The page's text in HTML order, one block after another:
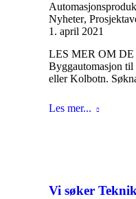
Nyheter,
1. april 2021
LES MER OM DE
Byggautomasjon
eller Kolbotn.
Les mer...
Vi søker